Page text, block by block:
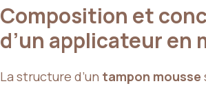
Composition et
d’un applicateur en
La structure d’un tampon mousse